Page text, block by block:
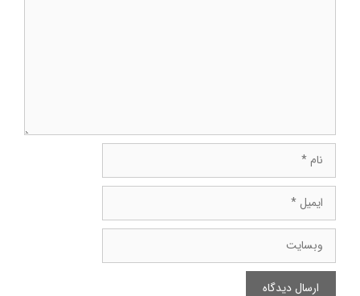
ایمیل
وبسایت